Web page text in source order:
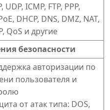
UDP, ICMP, FTP, PPP,
DHCP, DNS, DMZ, NAT,
QoS и другие
безопасности
авторизации по
пользователя и
от атак типа: DOS,